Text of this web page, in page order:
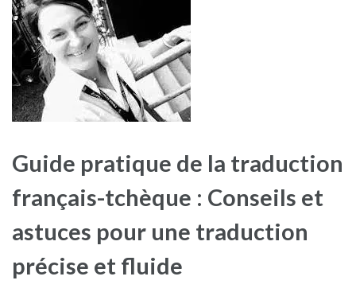
Guide pratique de la traduction
français-tchèque : Conseils et
astuces pour une traduction
précise et fluide